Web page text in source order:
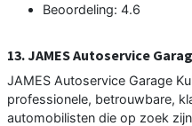
Beoordeling: 4.6
13. JAMES Autoservice
JAMES Autoservice Garage
professionele, betrouwbare,
automobilisten die op zoek